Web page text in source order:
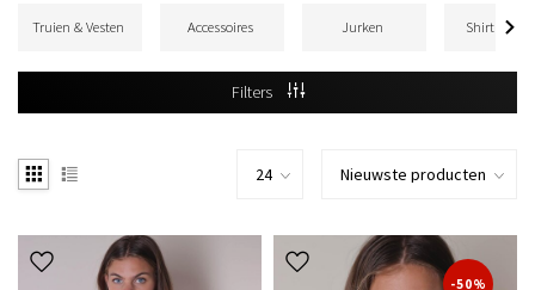
Truien & Vesten Accessoires Jurken Shirts &
Filters
-50%